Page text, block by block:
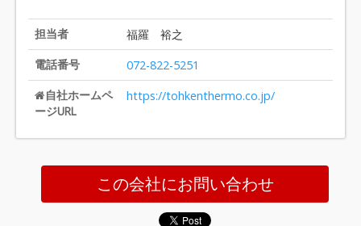
担当者
福羅 裕之
電話番号
072-822-5251
自社ホームペ
ージURL
https://tohkenthermo.co.jp/
この会社にお問い合わせ